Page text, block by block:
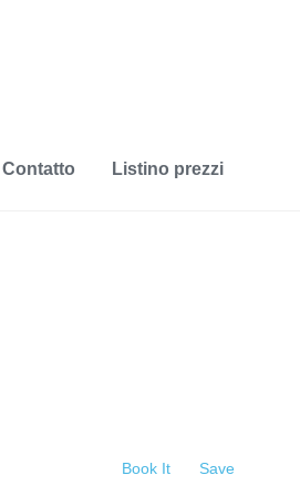
Contatto Listino prezzi
Book It Save